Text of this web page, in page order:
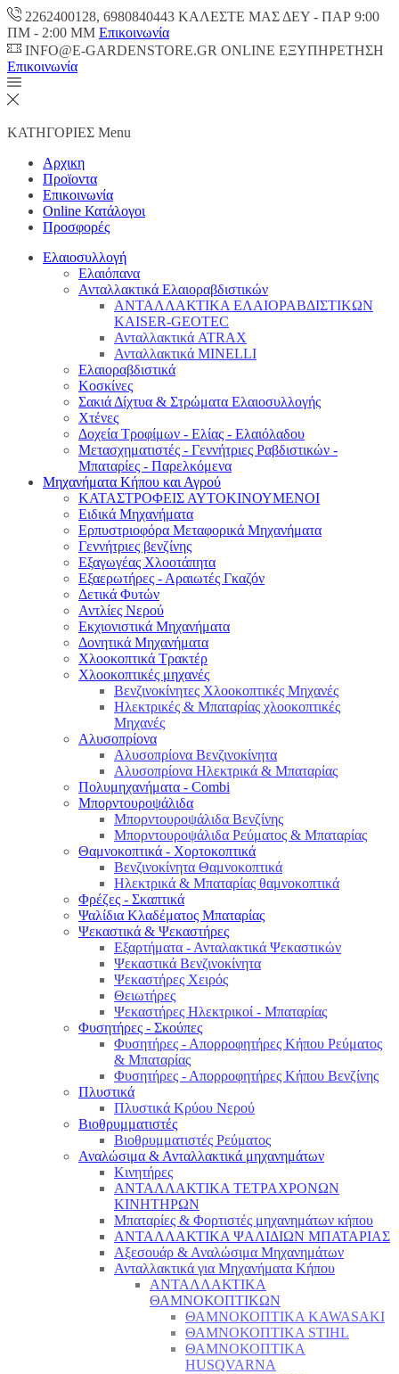
2262400128, 6980840443 ΚΑΛΕΣΤΕ ΜΑΣ ΔΕΥ - ΠΑΡ 9:00
ΠM - 2:00 ΜΜ Επικοινωνία
INFO@E-GARDENSTORE.GR ONLINE ΕΞΥΠΗΡΕΤΗΣH
Επικοινωνία
ΚΑΤΗΓΟΡΙΕΣ Menu
Αρχικη
Προϊοντα
Επικοινωνία
Online Κατάλογοι
Προσφορές
Ελαιοσυλλογή
Ελαιόπανα
Ανταλλακτικά Ελαιοραβδιστικών
ΑΝΤΑΛΛΑΚΤΙΚΑ ΕΛΑΙΟΡΑΒΔΙΣΤΙΚΩΝ
KAISER-GEOTEC
Ανταλλακτικά ATRAX
Ανταλλακτικά MINELLI
Ελαιοραβδιστικά
Κοσκίνες
Σακιά Δίχτυα & Στρώματα Ελαιοσυλλογής
Χτένες
Δοχεία Τροφίμων - Ελίας - Ελαιόλαδου
Μετασχηματιστές - Γεννήτριες Ραβδιστικών -
Μπαταρίες - Παρελκόμενα
Μηχανήματα Κήπου και Αγρού
ΚΑΤΑΣΤΡΟΦΕΙΣ ΑΥΤΟΚΙΝΟΥΜΕΝΟΙ
Ειδικά Μηχανήματα
Eρπυστριοφόρα Μεταφορικά Μηχανήματα
Γεννήτριες βενζίνης
Εξαγωγέας Χλοοτάπητα
Εξαερωτήρες - Αραιωτές Γκαζόν
Δετικά Φυτών
Αντλίες Νερού
Εκχιονιστικά Μηχανήματα
Δονητικά Μηχανήματα
Χλοοκοπτικά Τρακτέρ
Χλοοκοπτικές μηχανές
Βενζινοκίνητες Χλοοκοπτικές Μηχανές
Ηλεκτρικές & Μπαταρίας χλοοκοπτικές
Μηχανές
Αλυσοπρίονα
Αλυσοπρίονα Βενζινοκίνητα
Αλυσοπρίονα Ηλεκτρικά & Μπαταρίας
Πολυμηχανήματα - Combi
Μπορντουροψάλιδα
Μπορντουροψάλιδα Βενζίνης
Μπορντουροψάλιδα Ρεύματος & Μπαταρίας
Θαμνοκοπτικά - Χορτοκοπτικά
Βενζινοκίνητα Θαμνοκοπτικά
Ηλεκτρικά & Μπαταρίας θαμνοκοπτικά
Φρέζες - Σκαπτικά
Ψαλίδια Κλαδέματος Μπαταρίας
Ψεκαστικά & Ψεκαστήρες
Εξαρτήματα - Ανταλακτικά Ψεκαστικών
Ψεκαστικά Βενζινοκίνητα
Ψεκαστήρες Χειρός
Θειωτήρες
Ψεκαστήρες Ηλεκτρικοί - Μπαταρίας
Φυσητήρες - Σκούπες
Φυσητήρες - Απορροφητήρες Κήπου Ρεύματος
& Μπαταρίας
Φυσητήρες - Απορροφητήρες Κήπου Βενζίνης
Πλυστικά
Πλυστικά Κρύου Νερού
Βιοθρυμματιστές
Βιοθρυμματιστές Ρεύματος
Αναλώσιμα & Ανταλλακτικά μηχανημάτων
Κινητήρες
ΑΝΤΑΛΛΑΚΤΙΚΑ ΤΕΤΡΑΧΡΟΝΩΝ
ΚΙΝΗΤΗΡΩΝ
Μπαταρίες & Φορτιστές μηχανημάτων κήπου
ΑΝΤΑΛΛΑΚΤΙΚΑ ΨΑΛΙΔΙΩΝ ΜΠΑΤΑΡΙAΣ
Αξεσουάρ & Αναλώσιμα Μηχανημάτων
Ανταλλακτικά για Μηχανήματα Κήπου
ΑΝΤΑΛΛΑΚΤΙΚΑ
ΘΑΜΝΟΚΟΠΤΙΚΩΝ
ΘΑΜΝΟΚΟΠΤΙΚΑ KAWASAKI
ΘΑΜΝΟΚΟΠΤΙΚΑ STIHL
ΘΑΜΝΟΚΟΠΤΙΚΑ
HUSQVARNA